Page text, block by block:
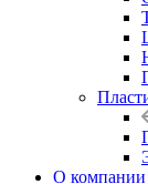
О компании